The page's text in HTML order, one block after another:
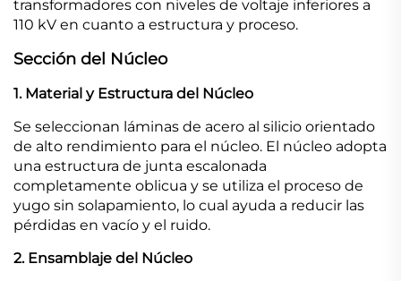
transformadores con niveles de voltaje inferiores a
110 kV en cuanto a estructura y proceso.
Sección del Núcleo
1. Material y Estructura del Núcleo
Se seleccionan láminas de acero al silicio orientado
de alto rendimiento para el núcleo. El núcleo adopta
una estructura de junta escalonada
completamente oblicua y se utiliza el proceso de
yugo sin solapamiento, lo cual ayuda a reducir las
pérdidas en vacío y el ruido.
2. Ensamblaje del Núcleo